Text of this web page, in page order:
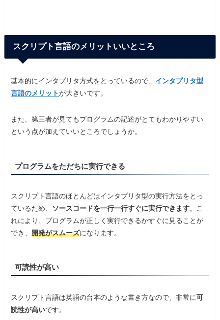
スクリプト言語のメリットいいところ
基本的にインタプリタ方式をとっているので、 インタプリタ型
言語のメリットが大きいです。
また、第三者が見てもプログラムの記述がとてもわかりやすい
という点が加えていいところでしょうか。
プログラムをただちに実行できる
スクリプト言語のほとんどはインタプリタ型の実行方法をとっ
ているため、
ソースコードを一行一行すぐに実行できます。こ
れにより、プログラムが正しく実行できるかすぐに見ることが
でき、開発がスムーズになります。
可読性が高い
スクリプト言語は英語の台本のような書き方なので、非常に可
読性が高いです。